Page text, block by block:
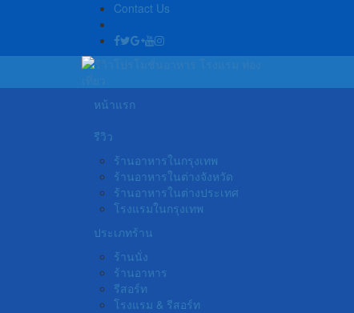
Contact Us
หน้าแรก
รีวิว
ร้านอาหารในกรุงเทพ
ร้านอาหารในต่างจังหวัด
ร้านอาหารในต่างประเทศ
โรงแรมในกรุงเทพ
ประเภทร้าน
ร้านนั่ง
ร้านอาหาร
รีสอร์ท
โรงแรม & รีสอร์ท